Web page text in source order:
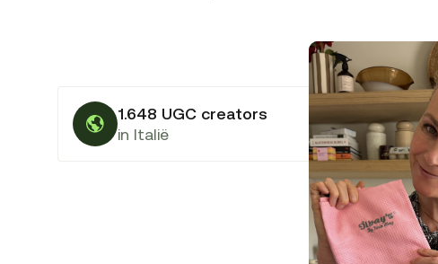
1.648 UGC creators
in Italië